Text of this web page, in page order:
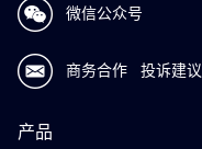
微信公众号
商务合作 投诉建议
产品